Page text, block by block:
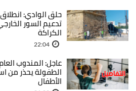
حلق الوادي:
تدعيم السور
الكراكة
22:04
عاجل: المندوب
الطفولة يحذر من
الأطفال